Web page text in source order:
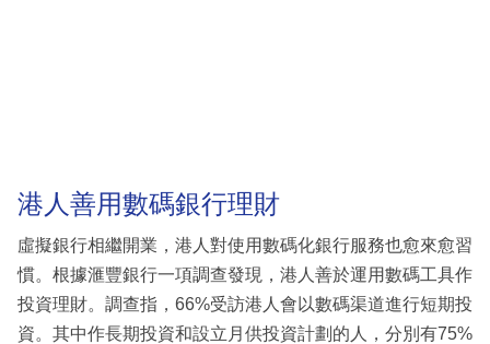
港人善用數碼銀行理財
虛擬銀行相繼開業，港人對使用數碼化銀行服務也愈來愈習
慣。根據滙豐銀行一項調查發現，港人善於運用數碼工具作
投資理財。調查指，66%受訪港人會以數碼渠道進行短期投
資。其中作長期投資和設立月供投資計劃的人，分別有75%